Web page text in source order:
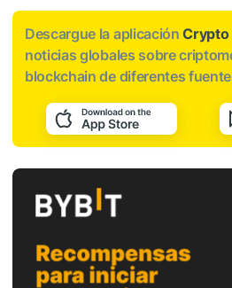
Descargue la aplicaciónCrypto
noticias globales sobre
blockchain de diferentes